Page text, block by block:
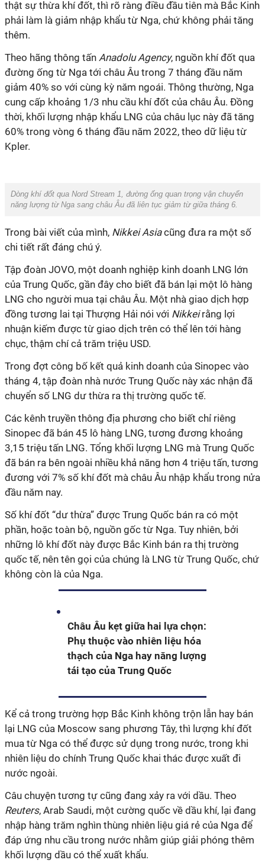
thật sự thừa khí đốt, thì rõ ràng điều đầu tiên mà Bắc Kinh
phải làm là giảm nhập khẩu từ Nga, chứ không phải tăng
thêm.
Theo hãng thông tấn Anadolu Agency, nguồn khí đốt qua
đường ống từ Nga tới châu Âu trong 7 tháng đầu năm
giảm 40% so với cùng kỳ năm ngoái. Thông thường, Nga
cung cấp khoảng 1/3 nhu cầu khí đốt của châu Âu. Đồng
thời, khối lượng nhập khẩu LNG của châu lục này đã tăng
60% trong vòng 6 tháng đầu năm 2022, theo dữ liệu từ
Kpler.
Dòng khí đốt qua Nord Stream 1, đường ống quan trọng vận chuyển
năng lượng từ Nga sang châu Âu đã liên tục giảm từ giữa tháng 6.
Trong bài viết của mình, Nikkei Asiacũng đưa ra một số
chi tiết rất đáng chú ý.
Tập đoàn JOVO, một doanh nghiệp kinh doanh LNG lớn
của Trung Quốc, gần đây cho biết đã bán lại một lô hàng
LNG cho người mua tại châu Âu. Một nhà giao dịch hợp
đồng tương lai tại Thượng Hải nói với Nikkeirằng lợi
nhuận kiếm được từ giao dịch trên có thể lên tới hàng
chục, thậm chí cả trăm triệu USD.
Trong đợt công bố kết quả kinh doanh của Sinopec vào
tháng 4, tập đoàn nhà nước Trung Quốc này xác nhận đã
chuyển số LNG dư thừa ra thị trường quốc tế.
Các kênh truyền thông địa phương cho biết chỉ riêng
Sinopec đã bán 45 lô hàng LNG, tương đương khoảng
3,15 triệu tấn LNG. Tổng khối lượng LNG mà Trung Quốc
đã bán ra bên ngoài nhiều khả năng hơn 4 triệu tấn, tương
đương với 7% số khí đốt mà châu Âu nhập khẩu trong nửa
đầu năm nay.
Số khí đốt “dư thừa” được Trung Quốc bán ra có một
phần, hoặc toàn bộ, nguồn gốc từ Nga. Tuy nhiên, bởi
những lô khí đốt này được Bắc Kinh bán ra thị trường
quốc tế, nên tên gọi của chúng là LNG từ Trung Quốc, chứ
không còn là của Nga.
Châu Âu kẹt giữa hai lựa chọn:
Phụ thuộc vào nhiên liệu hóa
thạch của Nga hay năng lượng
tái tạo của Trung Quốc
Kể cả trong trường hợp Bắc Kinh không trộn lẫn hay bán
lại LNG của Moscow sang phương Tây, thì lượng khí đốt
mua từ Nga có thể được sử dụng trong nước, trong khi
nhiên liệu do chính Trung Quốc khai thác được xuất đi
nước ngoài.
Câu chuyện tương tự cũng đang xảy ra với dầu. Theo
Reuters, Arab Saudi, một cường quốc về dầu khí, lại đang
nhập hàng trăm nghìn thùng nhiên liệu giá rẻ của Nga để
đáp ứng nhu cầu trong nước nhằm giúp giải phóng thêm
khối lượng dầu có thể xuất khẩu.